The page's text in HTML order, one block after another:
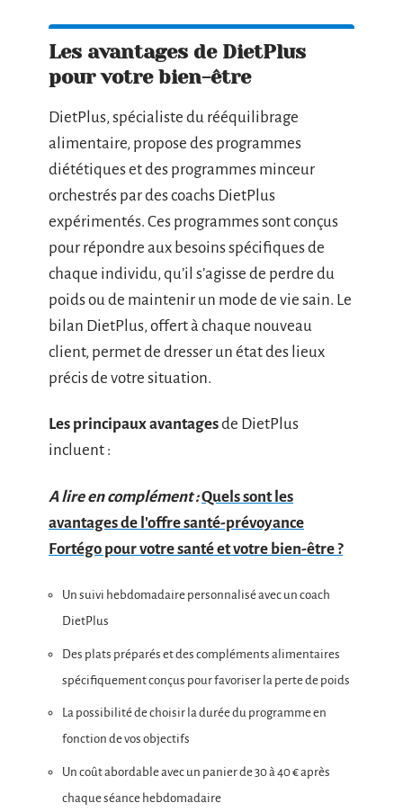
Les avantages de DietPlus
pour votre bien-être
DietPlus, spécialiste du rééquilibrage
alimentaire, propose des programmes
diététiques et des programmes minceur
orchestrés par des coachs DietPlus
expérimentés. Ces programmes sont conçus
pour répondre aux besoins spécifiques de
chaque individu, qu’il s’agisse de perdre du
poids ou de maintenir un mode de vie sain. Le
bilan DietPlus, offert à chaque nouveau
client, permet de dresser un état des lieux
précis de votre situation.
Les principaux avantagesde DietPlus
incluent :
A lire en complément :Quels sont les
avantages de l'offre santé-prévoyance
Fortégo pour votre santé et votre bien-être ?
Un suivi hebdomadaire personnalisé avec un coach
DietPlus
Des plats préparés et des compléments alimentaires
spécifiquement conçus pour favoriser la perte de poids
La possibilité de choisir la durée du programme en
fonction de vos objectifs
Un coût abordable avec un panier de 30 à 40 € après
chaque séance hebdomadaire